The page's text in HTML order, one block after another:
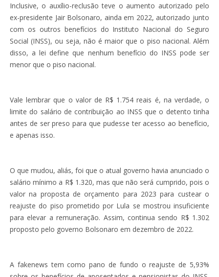
Inclusive, o auxílio-reclusão teve o aumento autorizado pelo
ex-presidente Jair Bolsonaro, ainda em 2022, autorizado junto
com os outros benefícios do Instituto Nacional do Seguro
Social (INSS), ou seja, não é maior que o piso nacional. Além
disso, a lei define que nenhum benefício do INSS pode ser
menor que o piso nacional.
Vale lembrar que o valor de R$ 1.754 reais é, na verdade, o
limite do salário de contribuição ao INSS que o detento tinha
antes de ser preso para que pudesse ter acesso ao benefício,
e apenas isso.
O que mudou, aliás, foi que o atual governo havia anunciado o
salário mínimo a R$ 1.320, mas que não será cumprido, pois o
valor na proposta de orçamento para 2023 para custear o
reajuste do piso prometido por Lula se mostrou insuficiente
para elevar a remuneração. Assim, continua sendo R$ 1.302
proposto pelo governo Bolsonaro em dezembro de 2022.
A fakenews tem como pano de fundo o reajuste de 5,93%